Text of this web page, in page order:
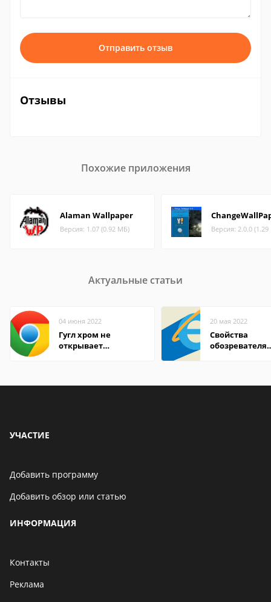
Отправить отзыв
Отзывы
Похожие приложения
Alaman Wallpaper
Версия: 1.07 (0.92 МБ) Версия: 2.0.0
Актуальные статьи
04 июня 2022
Гугл хром не
открывает
20 мая 2022
Свойства
обозревателя
УЧАСТИЕ
Добавить программу
Добавить обзор или статью
ИНФОРМАЦИЯ
Контакты
Реклама